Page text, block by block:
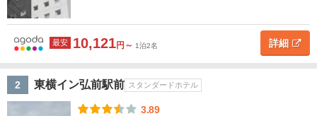
地
弘
前
ホ
テ
ル
海
道
東
青
最安 10,121円～ 1泊2名 詳細
2 東横イン弘前駅前 スタンダードホテル
3.89